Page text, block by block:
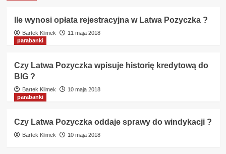
Ile wynosi opłata rejestracyjna w Latwa Pozyczka ?
Bartek Klimek
11 maja 2018
parabanki
Czy Latwa Pozyczka wpisuje historię kredytową do
BIG ?
Bartek Klimek
10 maja 2018
parabanki
Czy Latwa Pozyczka oddaje sprawy do windykacji ?
Bartek Klimek 10 maja 2018